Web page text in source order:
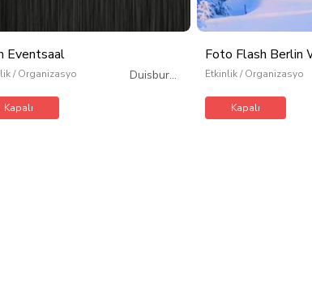
Eventsaal
/ Organizasyon Duisburg
Kapalı
Foto Flash Berlin
Etkinlik / Organizasyon
Kapalı